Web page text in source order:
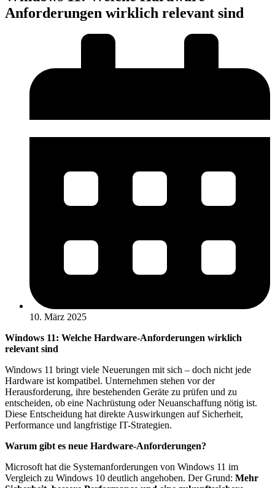
Anforderungen wirklich relevant sind
10. März 2025
Windows 11: Welche Hardware-Anforderungen wirklich
relevant sind
Windows 11 bringt viele Neuerungen mit sich – doch nicht jede
Hardware ist kompatibel. Unternehmen stehen vor der
Herausforderung, ihre bestehenden Geräte zu prüfen und zu
entscheiden, ob eine Nachrüstung oder Neuanschaffung nötig ist.
Diese Entscheidung hat direkte Auswirkungen auf Sicherheit,
Performance und langfristige IT-Strategien.
Warum gibt es neue Hardware-Anforderungen?
Microsoft hat die Systemanforderungen von Windows 11 im
Vergleich zu Windows 10 deutlich angehoben. Der Grund: Mehr